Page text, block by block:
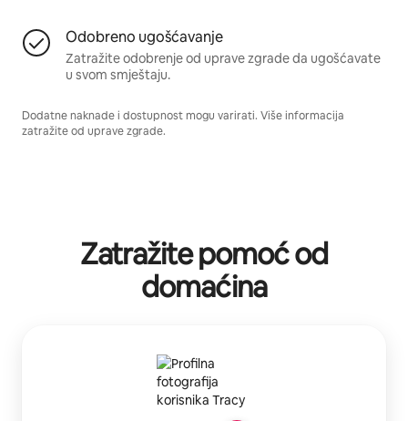
Odobreno ugošćavanje
Zatražite odobrenje od uprave zgrade da ugošćavate
u svom smještaju.
Dodatne naknade i dostupnost mogu varirati. Više informacija
zatražite od uprave zgrade.
Zatražite pomoć od
domaćina